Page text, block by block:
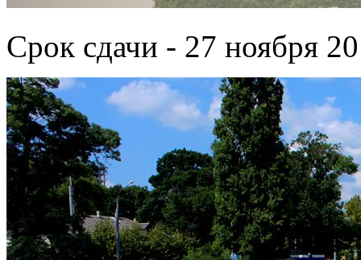
Срок сдачи - 27 ноября